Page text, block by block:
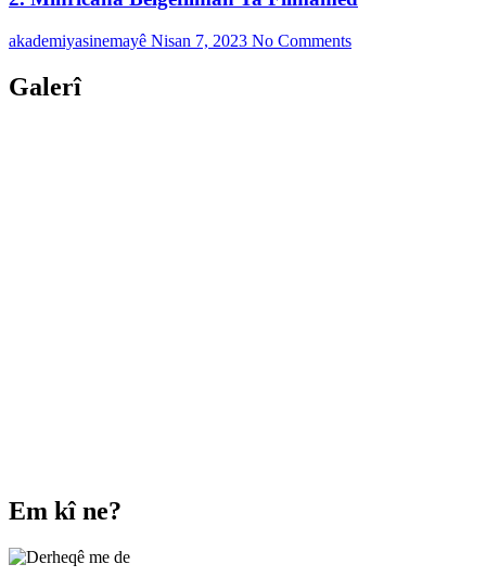
akademiyasinemayê Nisan 7, 2023 No Comments
Galerî
Em kî ne?